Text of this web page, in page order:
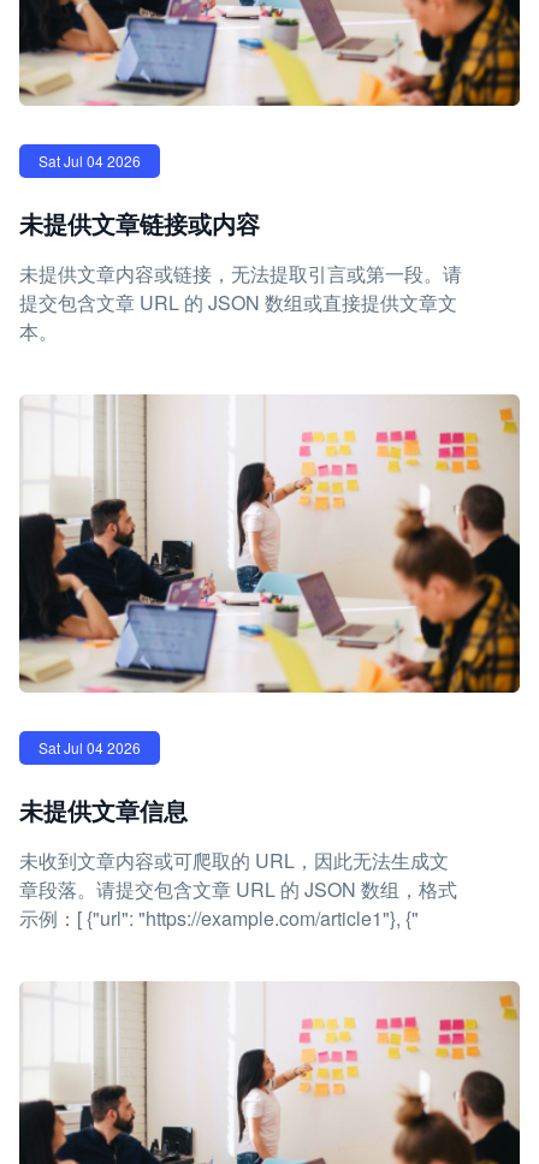
Sat Jul 04 2026
未提供文章链接或内容
未提供文章内容或链接，无法提取引言或第一段。请
提交包含文章 URL 的 JSON 数组或直接提供文章文
本。
Sat Jul 04 2026
未提供文章信息
未收到文章内容或可爬取的 URL，因此无法生成文
章段落。请提交包含文章 URL 的 JSON 数组，格式
示例：[ {"url": "https://example.com/article1"}, {"